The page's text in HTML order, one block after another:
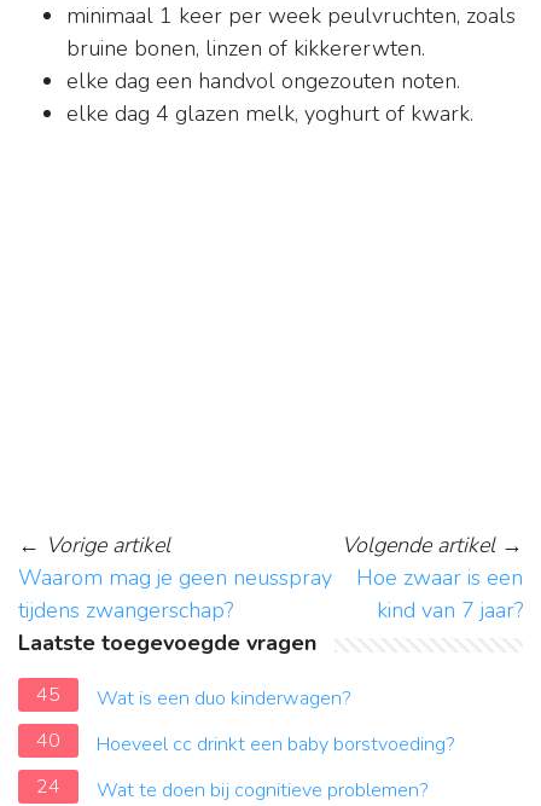
minimaal 1 keer per week peulvruchten, zoals
bruine bonen, linzen of kikkererwten.
elke dag een handvol ongezouten noten.
elke dag 4 glazen melk, yoghurt of kwark.
← Vorige artikel
Waarom mag je geen neusspray
tijdens zwangerschap?
Volgende artikel→
Hoe zwaar is een
kind van 7 jaar?
Laatste toegevoegde vragen
45
Wat is een duo kinderwagen?
40
Hoeveel cc drinkt een baby borstvoeding?
24
Wat te doen bij cognitieve problemen?